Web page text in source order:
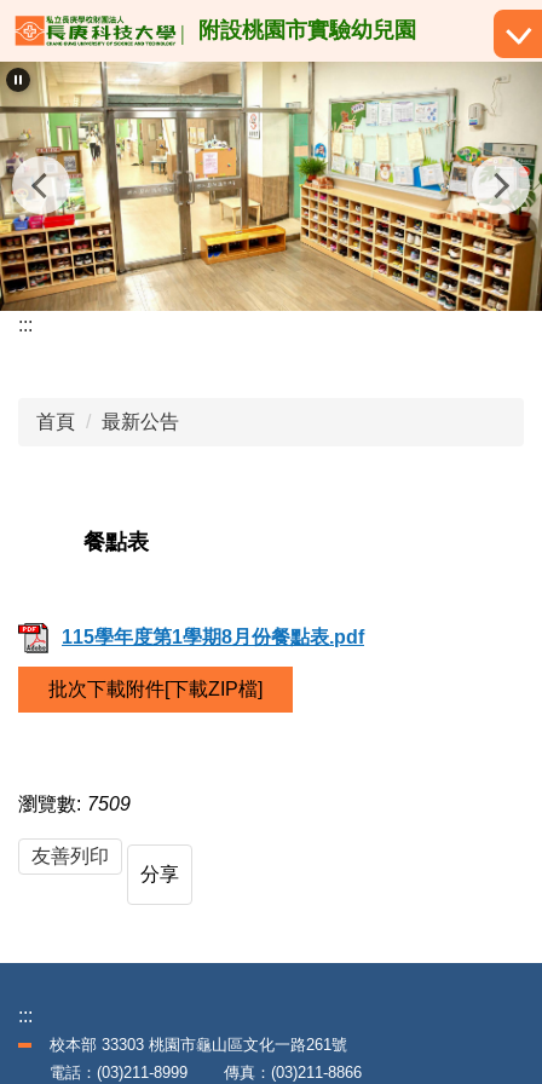
跳
到
主
要
內
容
區
附設桃園市實驗幼兒園
:::
首頁 最新公告
餐點表
115學年度第1學期8月份餐點表.pdf
批次下載附件[下載ZIP檔]
瀏覽數: 7509
友善列印
分享
:::
校本部 33303 桃園市龜山區文化一路261號
電話：(03)211-8999 傳真：(03)211-8866